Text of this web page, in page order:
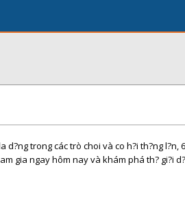
d?ng trong các trò choi và co h?i th?ng l?n,
gia ngay hôm nay và khám phá th? gi?i